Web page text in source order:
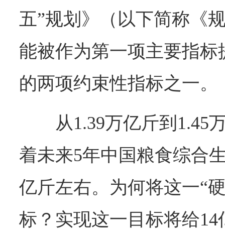
五”规划》（以下简称《
能被作为第一项主要指
的两项约束性指标之一。
从1.39万亿斤到1.45
着未来5年中国粮食综合
亿斤左右。为何将这一“
标？实现这一目标将给